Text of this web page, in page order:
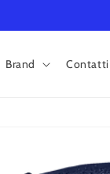
Brand Contatti